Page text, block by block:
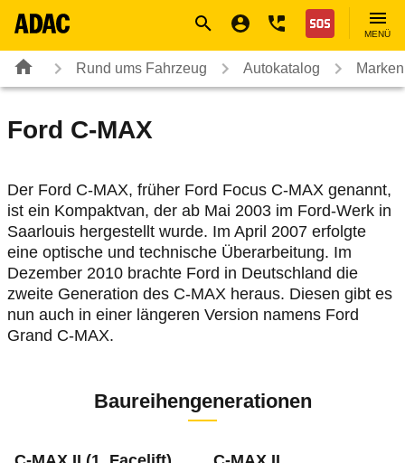
Nothilfe
MENÜ
Rund ums Fahrzeug Autokatalog
Ford C-MAX
Der Ford C-MAX, früher Ford Focus C-MAX genannt,
ist ein Kompaktvan, der ab Mai 2003 im Ford-Werk in
Saarlouis hergestellt wurde. Im April 2007 erfolgte
eine optische und technische Überarbeitung. Im
Dezember 2010 brachte Ford in Deutschland die
zweite Generation des C-MAX heraus. Diesen gibt es
nun auch in einer längeren Version namens Ford
Grand C-MAX.
Baureihengenerationen